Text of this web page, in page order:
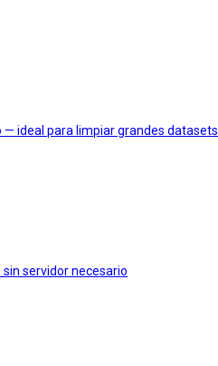
— ideal para limpiar grandes datasets
servidor necesario